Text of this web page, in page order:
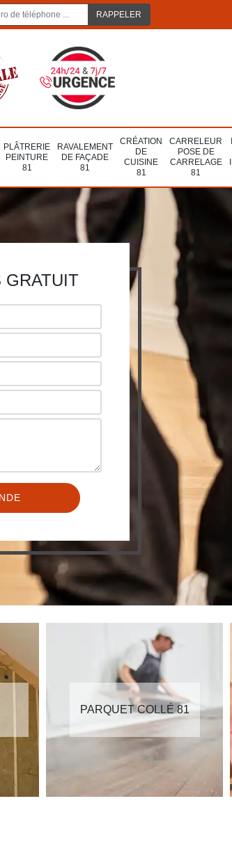
PLÂTRERIE
PEINTURE
81
RAVALEMENT
DE FAÇADE
81
CRÉATION
DE
CUISINE
81
CARRELEUR
POSE DE
CARRELAGE
81
GRATUIT
PARQUET COLLÉ 81